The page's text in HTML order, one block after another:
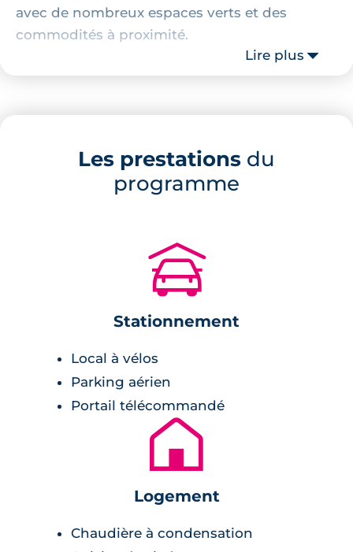
avec de nombreux espaces verts et des
commodités à proximité.
Localisation de la résidence
La résidence se trouve à quelques minutes de
minutes à pied. Pour vos courses, le
supermarché G20 est à seulement 9 minutes
nature apprécieront le Parc du Puy Garnier,
juste derrière la résidence.
à proximité, à 4 minutes de marche, offrant un
est à 7 minutes à pied et la gare Angers Maître
École est à 11 minutes, facilitant les trajets
Description de la résidence
ensemble intimiste composé de 11
Lire plus
Les prestations du
programme
🚗
Stationnement
Local à vélos
Parking aérien
Portail télécommandé
🏚
Logement
Chaudière à condensation